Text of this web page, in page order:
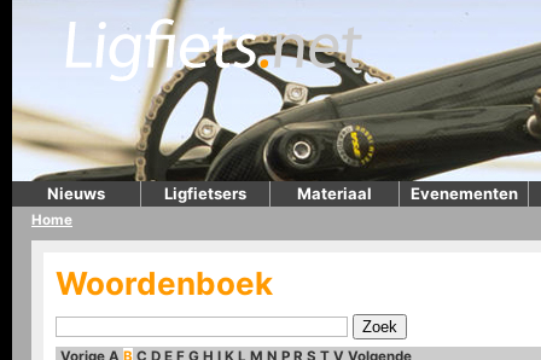
Nieuws Ligfietsers Materiaal Evenementen
Home
Woordenboek
Vorige A B C D E F G H I K L M N P R S T V Volgende